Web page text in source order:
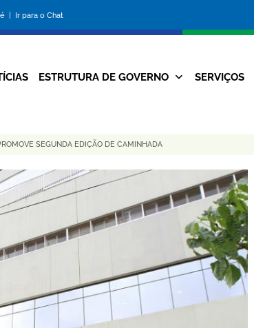
| Ir para o Chat
da
Prefeitura
Navegação
ESTRUTURA DE GOVERNO SERVIÇOS
SEGUNDA EDIÇÃO DE CAMINHADA